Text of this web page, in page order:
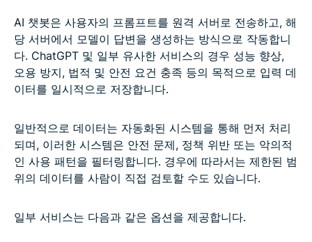
AI 챗봇은 사용자의 프롬프트를 원격 서버로 전송하고, 해
당 서버에서 모델이 답변을 생성하는 방식으로 작동합니
다. ChatGPT 및 일부 유사한 서비스의 경우 성능 향상,
오용 방지, 법적 및 안전 요건 충족 등의 목적으로 입력 데
이터를 일시적으로 저장합니다.
일반적으로 데이터는 자동화된 시스템을 통해 먼저 처리
되며, 이러한 시스템은 안전 문제, 정책 위반 또는 악의적
인 사용 패턴을 필터링합니다. 경우에 따라서는 제한된 범
위의 데이터를 사람이 직접 검토할 수도 있습니다.
일부 서비스는 다음과 같은 옵션을 제공합니다.